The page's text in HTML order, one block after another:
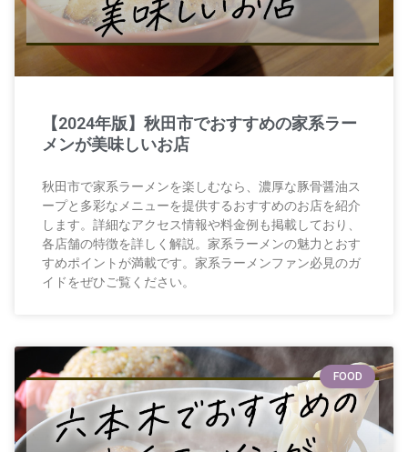
【2024年版】秋田市でおすすめの家系ラー
メンが美味しいお店
秋田市で家系ラーメンを楽しむなら、濃厚な豚骨醤油ス
ープと多彩なメニューを提供するおすすめのお店を紹介
します。詳細なアクセス情報や料金例も掲載しており、
各店舗の特徴を詳しく解説。家系ラーメンの魅力とおす
すめポイントが満載です。家系ラーメンファン必見のガ
イドをぜひご覧ください。
FOOD